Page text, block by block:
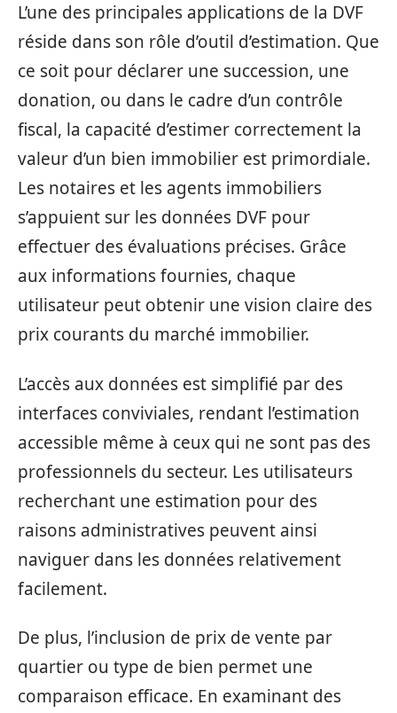
L’une des principales applications de la DVF
réside dans son rôle d’outil d’estimation. Que
ce soit pour déclarer une succession, une
donation, ou dans le cadre d’un contrôle
fiscal, la capacité d’estimer correctement la
valeur d’un bien immobilier est primordiale.
Les notaires et les agents immobiliers
s’appuient sur les données DVF pour
effectuer des évaluations précises. Grâce
aux informations fournies, chaque
utilisateur peut obtenir une vision claire des
prix courants du marché immobilier.
L’accès aux données est simplifié par des
interfaces conviviales, rendant l’estimation
accessible même à ceux qui ne sont pas des
professionnels du secteur. Les utilisateurs
recherchant une estimation pour des
raisons administratives peuvent ainsi
naviguer dans les données relativement
facilement.
De plus, l’inclusion de prix de vente par
quartier ou type de bien permet une
comparaison efficace. En examinant des